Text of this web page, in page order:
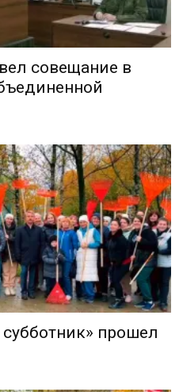
совещание в
прошел